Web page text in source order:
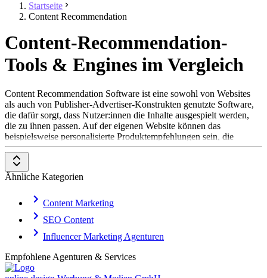
Startseite
Content Recommendation
Content-Recommendation-
Tools & Engines im Vergleich
Content Recommendation Software ist eine sowohl von Websites
als auch von Publisher-Advertiser-Konstrukten genutzte Software,
die dafür sorgt, dass Nutzer:innen die Inhalte ausgespielt werden,
die zu ihnen passen. Auf der eigenen Website können das
beispielsweise personalisierte Produktempfehlungen sein, die
Kund:innen abhängig vom User-Profil und/oder Kontext (z.B. beim
Ansehen eines ähnlichen Produkts) angezeigt werden.
Werbetreibende, die auf Websites von Publishern werben, nutzen
Content Recommendation Software im Rahmen des sogenannten
Empfehlung in direkter Umgebung vom Content des Publishers
eingebunden, um so die eigene Message nahtlos und natürlich an
(potenzielle) Kund:innen oder Nutzer:innen zu kommunizieren. Ein
Beispiel dafür wäre z.B. die Anzeige für den Artikel eines Corporate
Blogs unterhalb des dazu inhaltlich passenden Artikels aus dem
Web-Angebot eines großen deutschen Medienhauses.
Software aus dem Bereich Content Recommendation ist Teil des
Ähnliche Kategorien
Content Marketing
SEO Content
Influencer Marketing Agenturen
Empfohlene Agenturen & Services